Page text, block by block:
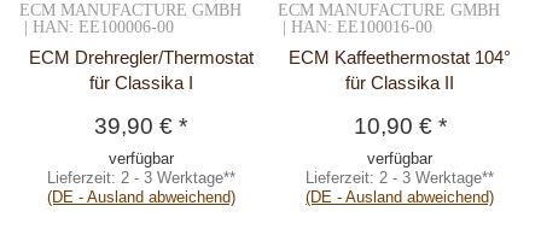
ECM MANUFACTURE GMBH
| HAN: EE100006-00
ECM Drehregler/Thermostat
für Classika I
39,90 €*
verfügbar
Lieferzeit: 2 - 3 Werktage**
(DE - Ausland abweichend)
ECM MANUFACTURE GMBH
| HAN: EE100016-00
ECM Kaffeethermostat 104°
für Classika II
10,90 € *
verfügbar
Lieferzeit:2 - 3 Werktage**
(DE - Ausland abweichend)